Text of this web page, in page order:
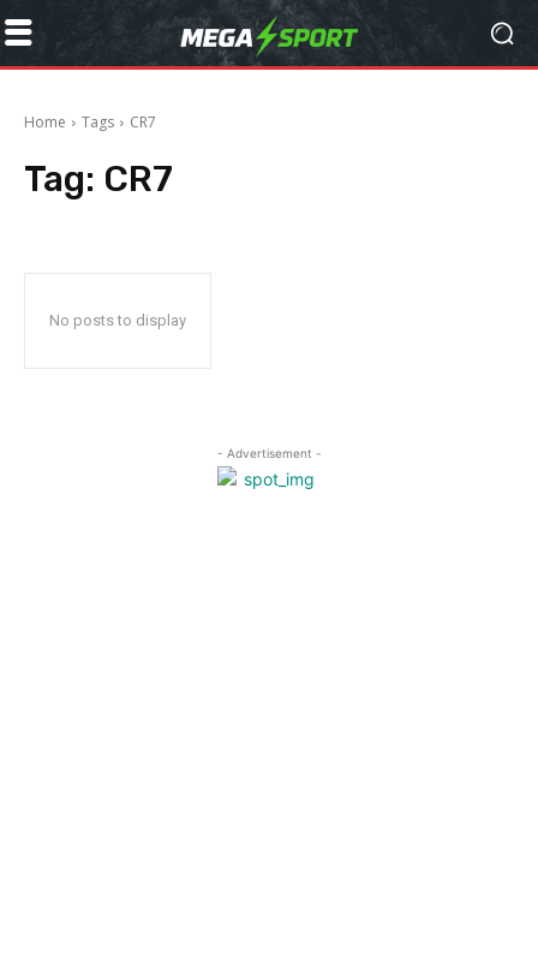
Home Tags CR7
Tag: CR7
No posts to display
- Advertisement -